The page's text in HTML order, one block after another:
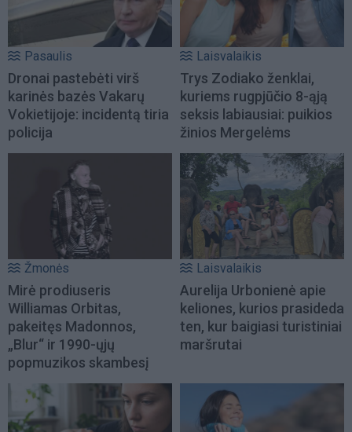
Pasaulis
Dronai pastebėti virš
karinės bazės Vakarų
Vokietijoje: incidentą tiria
policija
Laisvalaikis
Trys Zodiako ženklai,
kuriems rugpjūčio 8-ąją
seksis labiausiai: puikios
žinios Mergelėms
Žmonės
Mirė prodiuseris
Williamas Orbitas,
pakeitęs Madonnos,
„Blur“ ir 1990-ųjų
popmuzikos skambesį
Laisvalaikis
Aurelija Urbonienė apie
keliones, kurios prasideda
ten, kur baigiasi turistiniai
maršrutai